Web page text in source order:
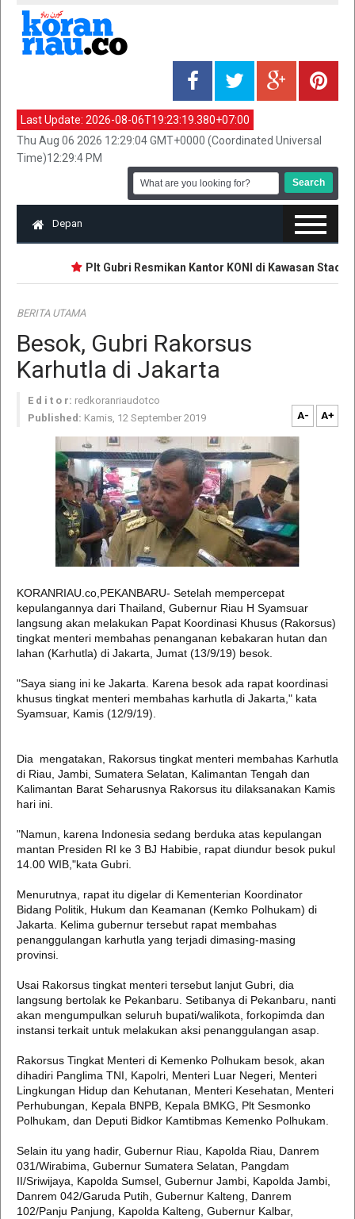
Last Update: 2026-08-06T19:23:19.380+07:00
Thu Aug 06 2026 12:29:04 GMT+0000 (Coordinated Universal
Time)12:29:4 PM
Depan
Plt Gubri Resmikan Kantor KONI di Kawasan Stadion
BERITA UTAMA
Besok, Gubri Rakorsus
Karhutla di Jakarta
E d i t o r: redkoranriaudotco
Published: Kamis, 12 September 2019 A- A+
KORANRIAU.co,PEKANBARU- Setelah mempercepat
kepulangannya dari Thailand, Gubernur Riau H Syamsuar
langsung akan melakukan Papat Koordinasi Khusus (Rakorsus)
tingkat menteri membahas penanganan kebakaran hutan dan
lahan (Karhutla) di Jakarta, Jumat (13/9/19) besok.
"Saya siang ini ke Jakarta. Karena besok ada rapat koordinasi
khusus tingkat menteri membahas karhutla di Jakarta," kata
Syamsuar, Kamis (12/9/19).
Dia mengatakan, Rakorsus tingkat menteri membahas Karhutla
di Riau, Jambi, Sumatera Selatan, Kalimantan Tengah dan
Kalimantan Barat Seharusnya Rakorsus itu dilaksanakan Kamis
hari ini.
"Namun, karena Indonesia sedang berduka atas kepulangan
mantan Presiden RI ke 3 BJ Habibie, rapat diundur besok pukul
14.00 WIB,"kata Gubri.
Menurutnya, rapat itu digelar di Kementerian Koordinator
Bidang Politik, Hukum dan Keamanan (Kemko Polhukam) di
Jakarta. Kelima gubernur tersebut rapat membahas
penanggulangan karhutla yang terjadi dimasing-masing
provinsi.
Usai Rakorsus tingkat menteri tersebut lanjut Gubri, dia
langsung bertolak ke Pekanbaru. Setibanya di Pekanbaru, nanti
akan mengumpulkan seluruh bupati/walikota, forkopimda dan
instansi terkait untuk melakukan aksi penanggulangan asap.
Rakorsus Tingkat Menteri di Kemenko Polhukam besok, akan
dihadiri Panglima TNI, Kapolri, Menteri Luar Negeri, Menteri
Lingkungan Hidup dan Kehutanan, Menteri Kesehatan, Menteri
Perhubungan, Kepala BNPB, Kepala BMKG, Plt Sesmonko
Polhukam, dan Deputi Bidkor Kamtibmas Kemenko Polhukam.
Selain itu yang hadir, Gubernur Riau, Kapolda Riau, Danrem
031/Wirabima, Gubernur Sumatera Selatan, Pangdam
II/Sriwijaya, Kapolda Sumsel, Gubernur Jambi, Kapolda Jambi,
Danrem 042/Garuda Putih, Gubernur Kalteng, Danrem
102/Panju Panjung, Kapolda Kalteng, Gubernur Kalbar,